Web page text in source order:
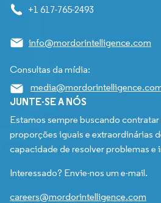
+1 617-765-2493
info@mordorintelligence.com
Consultas da mídia:
JUNTE-SE A NÓS
Estamos sempre buscando
proporções iguais e extraordinárias
capacidade de resolver problemas e
Interessado? Envie-nos um e-mail.
careers@mordorintelligence.com